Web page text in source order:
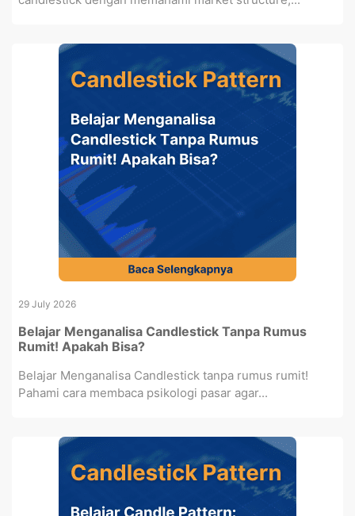
29 July 2026
Belajar Menganalisa Candlestick Tanpa Rumus
Rumit! Apakah Bisa?
Belajar Menganalisa Candlestick tanpa rumus rumit!
Pahami cara membaca psikologi pasar agar...